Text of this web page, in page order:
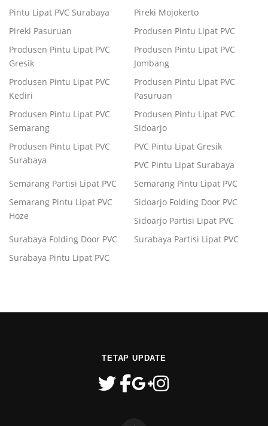
Pintu Lipat PVC Surabaya
Pireki Mojokerto
Pireki Pasuruan
Produsen Pintu Lipat PVC
Produsen Pintu Lipat PVC
Gresik
Produsen Pintu Lipat PVC
Jombang
Produsen Pintu Lipat PVC
Kediri
Produsen Pintu Lipat PVC
Pasuruan
Produsen Pintu Lipat PVC
Semarang
Produsen Pintu Lipat PVC
Sidoarjo
Produsen Pintu Lipat PVC
Surabaya
PVC Pintu Lipat Gresik
PVC Pintu Lipat Surabaya
Semarang Partisi Lipat PVC
Semarang Pintu Lipat PVC
Semarang Pintu Lipat PVC
Hoze
Sidoarjo Folding Door PVC
Sidoarjo Partisi Lipat PVC
Surabaya Folding Door PVC
Surabaya Partisi Lipat PVC
Surabaya Pintu Lipat PVC
TETAP UPDATE